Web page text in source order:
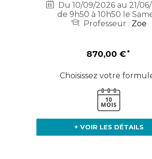
Du 10/09/2026 au 21/
de 9h50 à 10h50 le
Professeur : Zoe
870,00 €
Choisissez votre
+ VOIR LES DÉTAILS